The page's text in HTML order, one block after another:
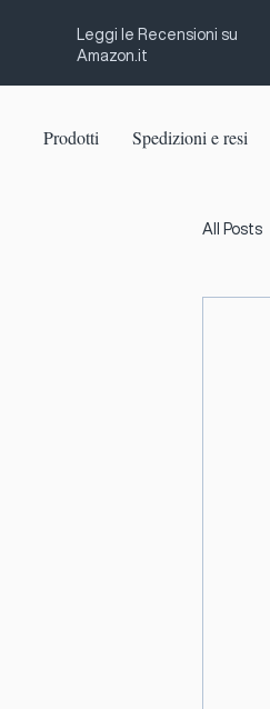
Leggi le Recensioni su
Amazon.it
Prodotti Spedizioni e resi
All Posts